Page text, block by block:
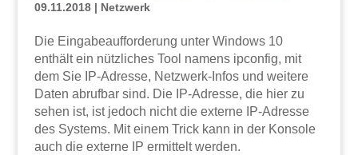
09.11.2018| Netzwerk
Die Eingabeaufforderung unter Windows 10
enthält ein nützliches Tool namens ipconfig, mit
dem Sie IP-Adresse, Netzwerk-Infos und weitere
Daten abrufbar sind. Die IP-Adresse, die hier zu
sehen ist, ist jedoch nicht die externe IP-Adresse
des Systems. Mit einem Trick kann in der Konsole
auch die externe IP ermittelt werden.